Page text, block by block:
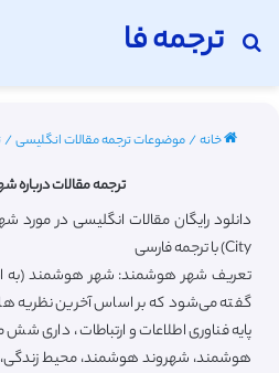
ترجمه فا
جستجو برای
خانه/موضوعات ترجمه مقالات انگلیسی/
ترجمه مقالات
City) با ترجمه فارسی
گفته می‌شود که بر اساس آخرین نظریه
پایه فناوری اطلاعات و ارتباطات ، داری
هوشمند، شهروند هوشمند، محیط